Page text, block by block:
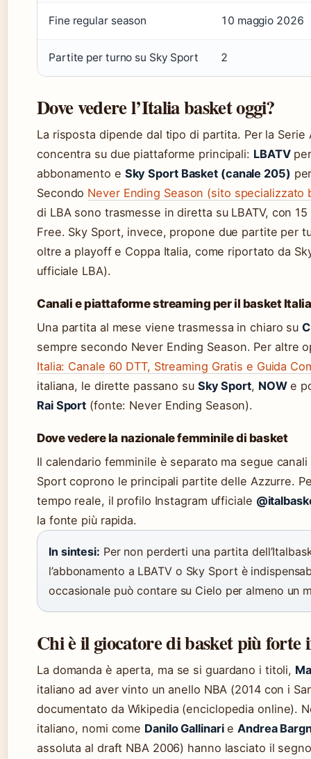
Fine regular season 10 maggio 2026
Partite per turno su Sky Sport 2
Dove vedere l’Italia basket oggi?
La risposta dipende dal tipo di partita. Per la Serie
concentra su due piattaforme principali: LBATV
abbonamento e Sky Sport Basket (canale 205)
Secondo Never Ending Season (sito specializzato
di LBA sono trasmesse in diretta su LBATV, con
Free. Sky Sport, invece, propone due partite per
oltre a playoff e Coppa Italia, come riportato da
ufficiale LBA).
Canali e piattaforme streaming per il basket Italia
Una partita al mese viene trasmessa in chiaro su
sempre secondo Never Ending Season. Per altre
Italia: Canale 60 DTT, Streaming Gratis e Guida
italiana, le dirette passano su Sky Sport, NOWe
Rai Sport (fonte: Never Ending Season).
Dove vedere la nazionale femminile di basket
Il calendario femminile è separato ma segue
Sport coprono le principali partite delle Azzurre.
tempo reale, il profilo Instagram ufficiale
la fonte più rapida.
In sintesi: Per non perderti una partita
l’abbonamento a LBATV o Sky Sport è
occasionale può contare su Cielo per almeno un
Chi è il giocatore di basket più forte
La domanda è aperta, ma se si guardano i titoli,
italiano ad aver vinto un anello NBA (2014 con i
documentato da Wikipedia (enciclopedia online).
italiano, nomi come Danilo GallinarieAndrea
assoluta al draft NBA 2006) hanno lasciato il